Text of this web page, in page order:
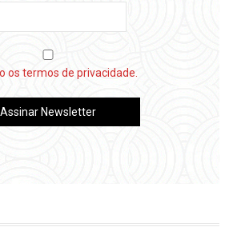
os termos de privacidade.